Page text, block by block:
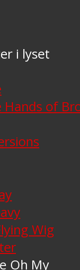
i lyset
of
Wig
Oh My